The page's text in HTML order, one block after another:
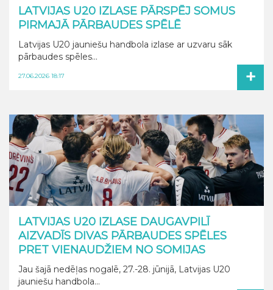
LATVIJAS U20 IZLASE PĀRSPĒJ SOMUS
PIRMAJĀ PĀRBAUDES SPĒLĒ
Latvijas U20 jauniešu handbola izlase ar uzvaru sāk
pārbaudes spēles...
27.06.2026 18:17 +
LATVIJAS U20 IZLASE DAUGAVPILĪ
AIZVADĪS DIVAS PĀRBAUDES SPĒLES
PRET VIENAUDŽIEM NO SOMIJAS
Jau šajā nedēļas nogalē, 27.-28. jūnijā, Latvijas U20
jauniešu handbola...